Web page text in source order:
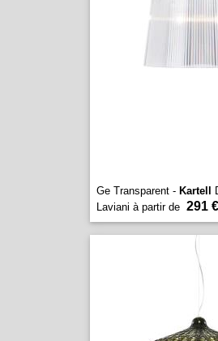
Ge Transparent - Kartell
Laviani à partir de 291 €